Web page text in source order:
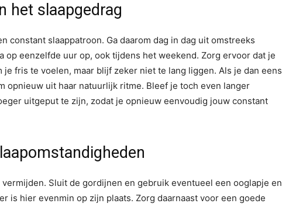
het slaapgedrag
constant slaappatroon. Ga daarom dag in dag uit omstreeks
op eenzelfde uur op, ook tijdens het weekend. Zorg ervoor dat je
fris te voelen, maar blijf zeker niet te lang liggen. Als je dan eens
opnieuw uit haar natuurlijk ritme. Bleef je toch even langer
uitgeput te zijn, zodat je opnieuw eenvoudig jouw constant
Sluit de gordijnen en gebruik eventueel een ooglapje en
is hier evenmin op zijn plaats. Zorg daarnaast voor een goede